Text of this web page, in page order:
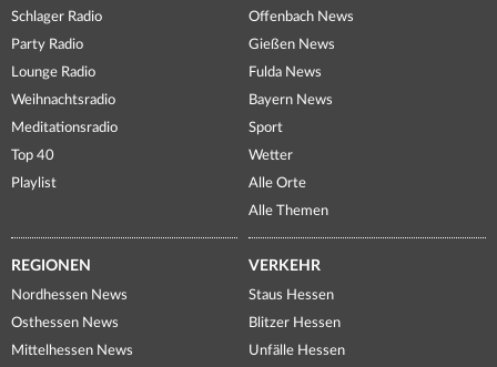
Schlager Radio
Party Radio
Lounge Radio
Weihnachtsradio
Meditationsradio
Top 40
Playlist
Offenbach News
Gießen News
Fulda News
Bayern News
Sport
Wetter
Alle Orte
Alle Themen
REGIONEN
Nordhessen News
Osthessen News
Mittelhessen News
VERKEHR
Staus Hessen
Blitzer Hessen
Unfälle Hessen